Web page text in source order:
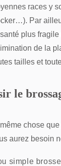
races y
Par
plus
de la
tailles et
le
chose
aurez besoin
simple